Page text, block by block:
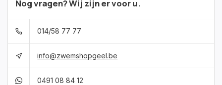
Nog vragen? Wij zijn er voor u.
014/58 77 77
info@zwemshopgeel.be
0491 08 84 12